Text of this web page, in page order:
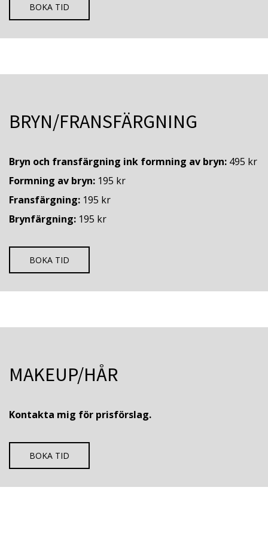
BOKA TID
BRYN/FRANSFÄRGNING
Bryn och fransfärgning ink formning av bryn: 495 kr
Formning av bryn: 195 kr
Fransfärgning: 195 kr
Brynfärgning: 195 kr
BOKA TID
MAKEUP/HÅR
Kontakta mig för prisförslag.
BOKA TID